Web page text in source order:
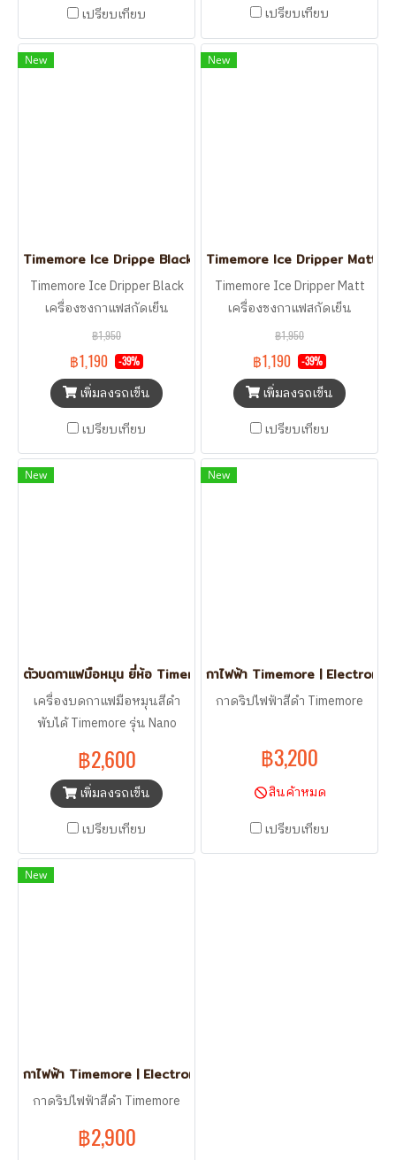
เปรียบเทียบ เปรียบเทียบ
New
Timemore Ice Drippe Black เครื่องชงกาแฟสกัดเย็น
Timemore Ice Dripper Black
เครื่องชงกาแฟสกัดเย็น
฿1,950
฿1,190 -39%
เพิ่มลงรถเข็น
เปรียบเทียบ
New
Timemore Ice Dripper Matt เค
Timemore Ice Dripper Matt
เครื่องชงกาแฟสกัดเย็น
฿1,950
฿1,190 -39%
เพิ่มลงรถเข็น
เปรียบเทียบ
New
ตัวบดกาแฟมือหมุน ยี่ห้อ Timemore รุ่น NANO Black
เครื่องบดกาแฟมือหมุนสีดำ
พับได้ Timemore รุ่น Nano
฿2,600
เพิ่มลงรถเข็น
เปรียบเทียบ
New
กาไฟฟ้า Timemore |
กาดริปไฟฟ้าสีดำ Timemore
฿3,200
สินค้าหมด
เปรียบเทียบ
New
กาไฟฟ้า Timemore | Electronic Kettle : Black Version 800ML
กาดริปไฟฟ้าสีดำ Timemore
฿2,900